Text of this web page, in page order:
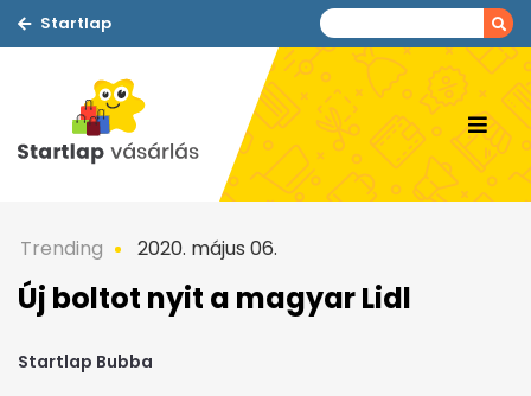
Startlap
Trending 2020. május 06.
Új boltot nyit a magyar Lidl
Startlap Bubba